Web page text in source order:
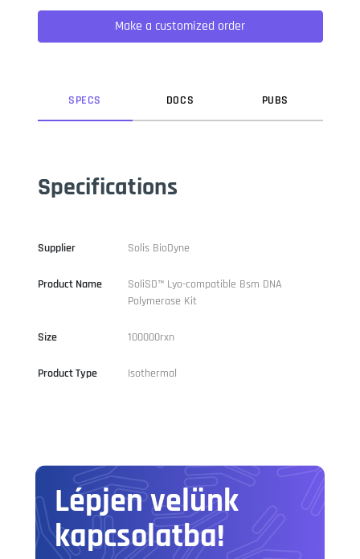
not only five centuries, but also the leap into electronic
typesetting, remaining essentially unchanged. It was
popularised in the 1960s with the release of Letraset sheets
Make a customized order
SPECS DOCS PUBS
Specifications
Supplier Solis BioDyne
Product Name
SoliSD™ Lyo-compatible Bsm DNA
Polymerase Kit
Size 100000rxn
Product Type Isothermal
Lépjen velünk
kapcsolatba!